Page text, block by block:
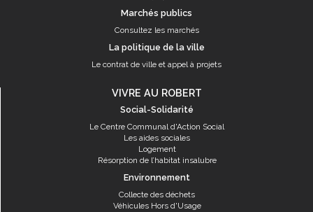
Marchés publics
Consultez les marchés
La politique de la ville
Le contrat de ville et appel à projets
VIVRE AU ROBERT
Social-Solidarité
Le Centre Communal d'Action Social
Les aides sociales
Logement
Résorption de l’habitat insalubre
Environnement
Collecte des déchets
Véhicules Hors d'Usage